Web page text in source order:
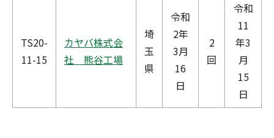
TS20-
11-15
カヤバ株式会
社 熊谷工場
埼
玉
県
令和
2年
3月
16
日
2
回
令和
11
年3
月
15
日